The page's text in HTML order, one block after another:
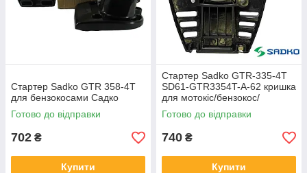
Стартер Sadko GTR 358-4T
для бензокосами Садко
Готово до відправки
702 ₴
Купити
Стартер Sadko GTR-335-4T
SD61-GTR3354T-A-62 кришка
для мотокіс/бензокос/
бензотример Садко
Готово до відправки
740 ₴
Купити